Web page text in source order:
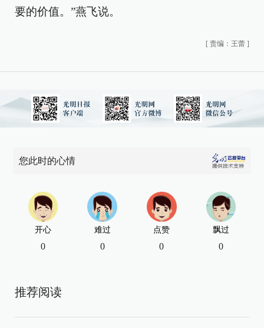
要的价值。”燕飞说。
[ 责编：王蕾 ]
您此时的心情
开心
0
难过
0
点赞
0
飘过
0
推荐阅读